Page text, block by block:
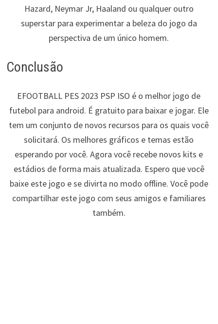
Hazard, Neymar Jr, Haaland ou qualquer outro
superstar para experimentar a beleza do jogo da
perspectiva de um único homem.
Conclusão
EFOOTBALL PES 2023 PSP ISO é o melhor jogo de
futebol para android. É gratuito para baixar e jogar. Ele
tem um conjunto de novos recursos para os quais você
solicitará. Os melhores gráficos e temas estão
esperando por você. Agora você recebe novos kits e
estádios de forma mais atualizada. Espero que você
baixe este jogo e se divirta no modo offline. Você pode
compartilhar este jogo com seus amigos e familiares
também.